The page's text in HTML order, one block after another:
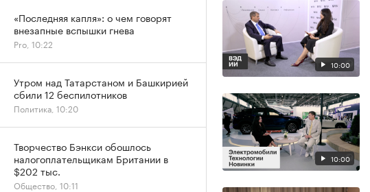
10:00
10:00
«Последняя капля»: о чем говорят
внезапные вспышки гнева
Pro, 10:22
Утром над Татарстаном и Башкирией
сбили 12 беспилотников
Политика, 10:20
Творчество Бэнкси обошлось
налогоплательщикам Британии в
$202 тыс.
Общество, 10:11